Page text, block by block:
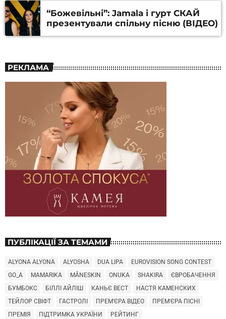
“Божевільні”: Jamala і гурт СКАЙ
презентували спільну пісню (ВІДЕО)
РЕКЛАМА
ПУБЛІКАЦІЇ ЗА ТЕМАМИ
ALYONA ALYONA ALYOSHA DUA LIPA
EUROVISION SONG CONTEST
GO_A
MAMARIKA MÅNESKIN ONUKA SHAKIRA
ЄВРОБАЧЕННЯ
БУМБОКС
БІЛЛІ АЙЛІШ КАНЬЄ ВЕСТ
НАСТЯ КАМЕНСКИХ
ТЕЙЛОР СВІФТ
ГАСТРОЛІ ПРЕМ'ЄРА ВІДЕО
ПРЕМ'ЄРА ПІСНІ
ПРЕМІЯ
ПІДТРИМКА УКРАЇНИ
РЕЙТИНГ